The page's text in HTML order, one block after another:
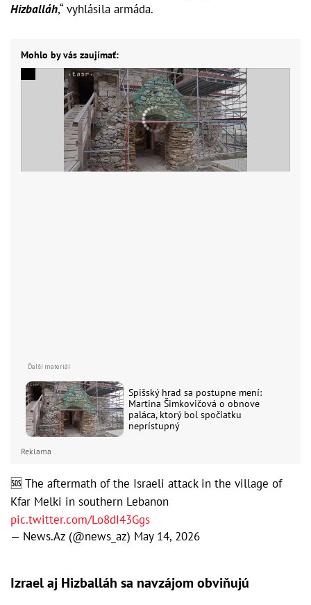
Hizballáh,“ vyhlásila armáda.
Mohlo by vás zaujímať:
Spišský hrad sa postupne mení:
Martina Šimkovičová o obnove
paláca, ktorý bol spočiatku
neprístupný
Reklama
🆘 The aftermath of the Israeli attack in the village of
Kfar Melki in southern Lebanon
pic.twitter.com/Lo8dI43Ggs
— News.Az (@news_az) May 14, 2026
Izrael aj Hizballáh sa navzájom obviňujú